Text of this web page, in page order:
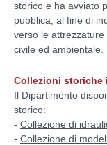
storico e ha avviato
pubblica, al fine di
verso le attrezzature
civile ed ambientale.
Collezioni storiche
Il Dipartimento
storico:
- Collezione di
- Collezione di